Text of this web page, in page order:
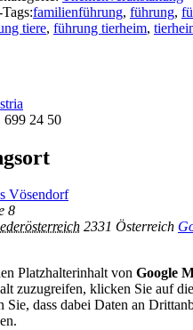
familienführung, führung,
tiere, führung tierheim,
699 24 50
Vösendorf
8
2331 Österreich
Platzhalterinhalt von Google
zuzugreifen, klicken Sie auf
Sie, dass dabei Daten an